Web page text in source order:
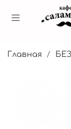
Главная